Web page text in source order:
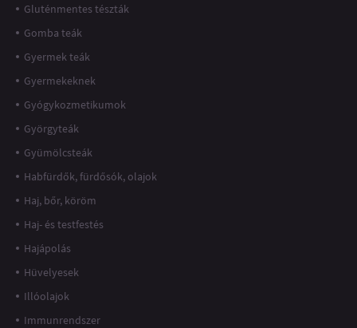
Gluténmentes tészták
Gomba teák
Gyermek teák
Gyermekeknek
Gyógykozmetikumok
Györgyteák
Gyümölcsteák
Habfürdők, fürdősók, olajok
Haj, bőr, köröm
Haj- és testfestés
Hajápolás
Hüvelyesek
Illóolajok
Immunrendszer